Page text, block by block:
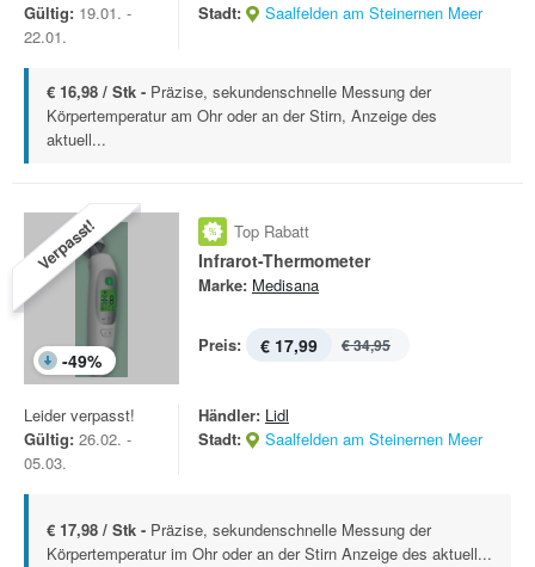
Gültig: 19.01. -
22.01.
Stadt:
Saalfelden am Steinernen Meer
€ 16,98 / Stk - Präzise, sekundenschnelle Messung der
Körpertemperatur am Ohr oder an der Stirn, Anzeige des
aktuell...
Verpasst!
-49%
Top Rabatt
Infrarot-Thermometer
Marke: Medisana
Preis: € 17,99 € 34,95
Leider verpasst!
Gültig: 26.02. -
05.03.
Händler: Lidl
Stadt:
Saalfelden am Steinernen Meer
€ 17,98 / Stk - Präzise, sekundenschnelle Messung der
Körpertemperatur im Ohr oder an der Stirn Anzeige des aktuell...